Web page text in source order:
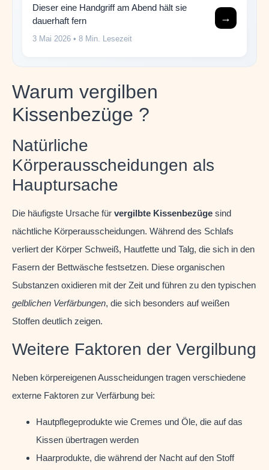
Dieser eine Handgriff am Abend hält sie
dauerhaft fern
3 Mai 2026 • 8 Min. Lesezeit
→
Warum vergilben
Kissenbezüge ?
Natürliche
Körperausscheidungen als
Hauptursache
Die häufigste Ursache für vergilbte Kissenbezüge sind
nächtliche Körperausscheidungen. Während des Schlafs
verliert der Körper Schweiß, Hautfette und Talg, die sich in den
Fasern der Bettwäsche festsetzen. Diese organischen
Substanzen oxidieren mit der Zeit und führen zu den typischen
gelblichen Verfärbungen, die sich besonders auf weißen
Stoffen deutlich zeigen.
Weitere Faktoren der Vergilbung
Neben körpereigenen Ausscheidungen tragen verschiedene
externe Faktoren zur Verfärbung bei:
Hautpflegeprodukte wie Cremes und Öle, die auf das
Kissen übertragen werden
Haarprodukte, die während der Nacht auf den Stoff